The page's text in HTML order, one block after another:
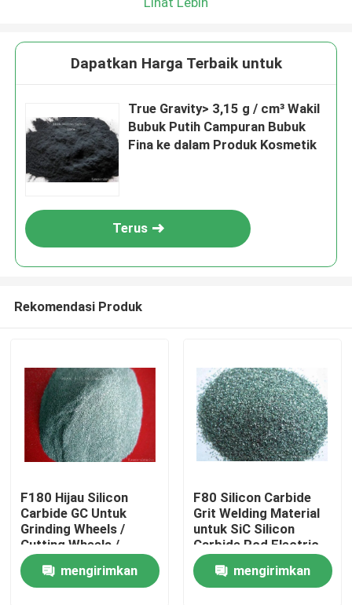
Rumah
Dapatkan Harga Terbaik untuk
True Gravity> 3,15 g / cm³ Wakil
Bubuk Putih Campuran Bubuk
Fina ke dalam Produk Kosmetik
Terus
Rekomendasi Produk
F180 Hijau Silicon
Carbide GC Untuk
Grinding Wheels /
Cutting Wheels /
Sharping Stones
mengirimkan
F80 Silicon Carbide
Grit Welding Material
untuk SiC Silicon
Carbide Rod Electric
Tools
mengirimkan